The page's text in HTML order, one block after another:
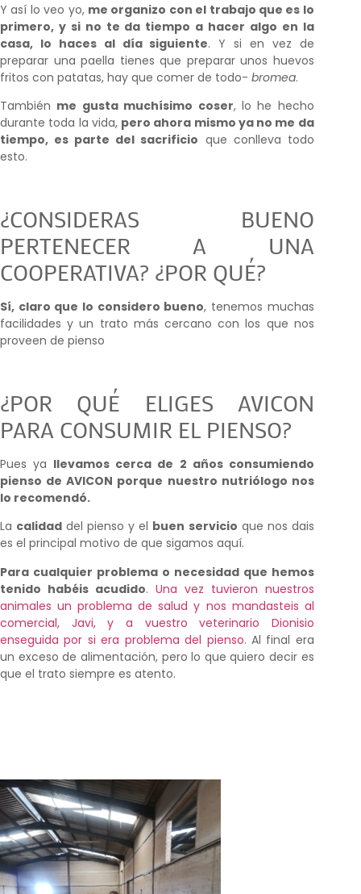
Y así lo veo yo, me organizo con el trabajo que es lo
primero, y si no te da tiempo a hacer algo en la
casa, lo haces al día siguiente. Y si en vez de
preparar una paella tienes que preparar unos huevos
fritos con patatas, hay que comer de todo- bromea.
También me gusta muchísimo coser, lo he hecho
durante toda la vida, pero ahora mismo ya no me da
tiempo, es parte del sacrificio que conlleva todo
esto.
¿CONSIDERAS BUENO
PERTENECER A UNA
COOPERATIVA? ¿POR QUÉ?
Sí, claro que lo considero bueno, tenemos muchas
facilidades y un trato más cercano con los que nos
proveen de pienso
¿POR QUÉ ELIGES AVICON
PARA CONSUMIR EL PIENSO?
Pues ya llevamos cerca de 2 años consumiendo
pienso de AVICON porque nuestro nutriólogo nos
lo recomendó.
La calidad del pienso y el buen servicio que nos dais
es el principal motivo de que sigamos aquí.
Para cualquier problema o necesidad que hemos
tenido habéis acudido. Una vez tuvieron nuestros
animales un problema de salud y nos mandasteis al
comercial, Javi, y a vuestro veterinario Dionisio
enseguida por si era problema del pienso. Al final era
un exceso de alimentación, pero lo que quiero decir es
que el trato siempre es atento.